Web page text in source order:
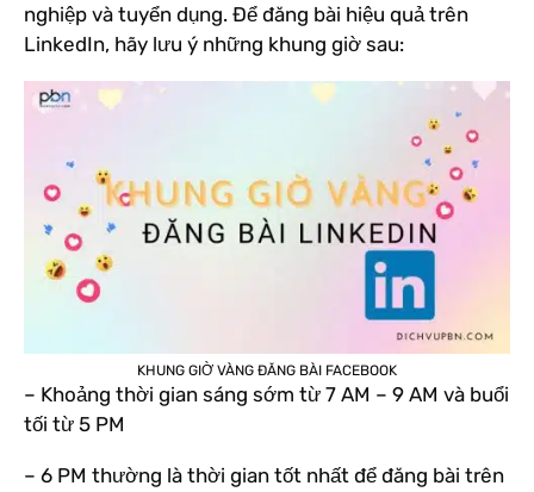
nghiệp và tuyển dụng. Để đăng bài hiệu quả trên
LinkedIn, hãy lưu ý những khung giờ sau:
KHUNG GIỜ VÀNG ĐĂNG BÀI FACEBOOK
– Khoảng thời gian sáng sớm từ 7 AM – 9 AM và buổi
tối từ 5 PM
– 6 PM thường là thời gian tốt nhất để đăng bài trên